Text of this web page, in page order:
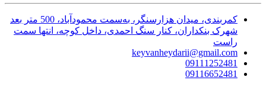
کمربندی، میدان هزارسنگر، به‌سمت محمودآباد، 500 متر بعد
شهرک بنکداران، کنار سنگ احمدی، داخل کوچه، انتها سمت
راست
keyvanheydarii@gmail.com
09111252481
09116652481